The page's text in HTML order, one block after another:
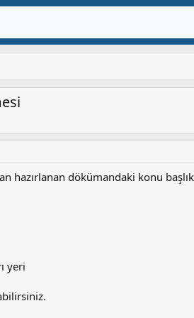
hazırlanan dökümandaki konu
yeri